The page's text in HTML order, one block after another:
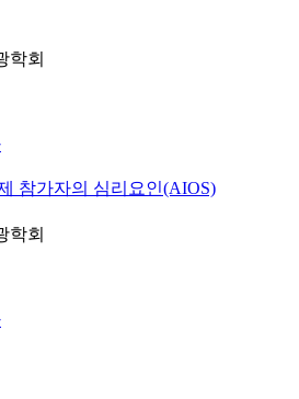
학회
참가자의 심리요인(AIOS)
학회